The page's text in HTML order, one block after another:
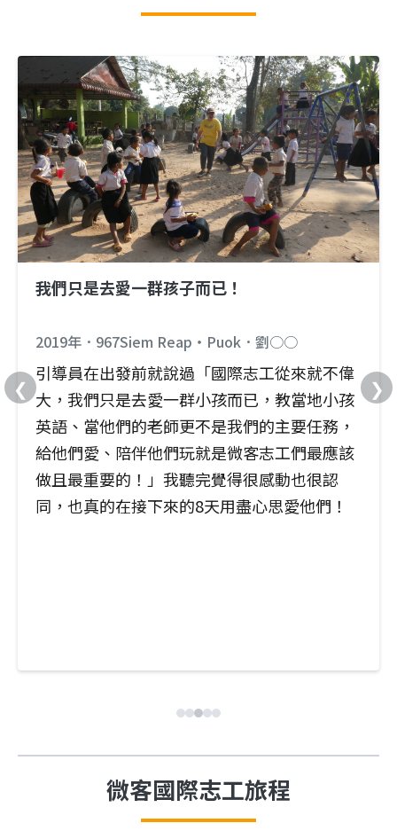
❮
我們只是去愛一群孩子而已！
2019年．967Siem Reap‧Puok．劉○○
引導員在出發前就說過「國際志工從來就不偉
大，我們只是去愛一群小孩而已，教當地小孩
英語、當他們的老師更不是我們的主要任務，
給他們愛、陪伴他們玩就是微客志工們最應該
做且最重要的！」我聽完覺得很感動也很認
同，也真的在接下來的8天用盡心思愛他們！
❯
微客國際志工旅程